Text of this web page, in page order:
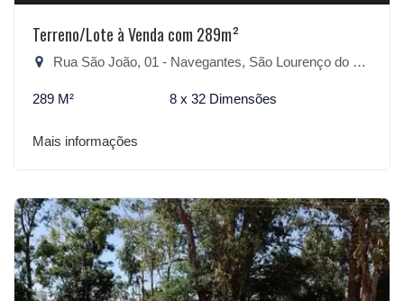
Terreno/Lote à Venda com 289m²
Rua São João, 01 - Navegantes, São Lourenço do Sul-RS
289 M² 8 x 32 Dimensões
Mais informações